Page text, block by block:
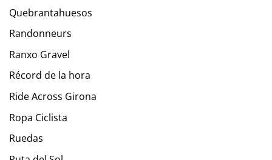
Quebrantahuesos
Randonneurs
Ranxo Gravel
Récord de la hora
Ride Across Girona
Ropa Ciclista
Ruedas